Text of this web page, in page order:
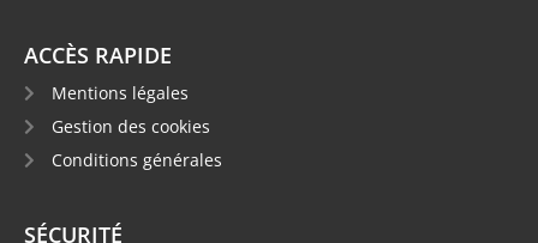
ACCÈS RAPIDE
Mentions légales
Gestion des cookies
Conditions générales
SÉCURITÉ